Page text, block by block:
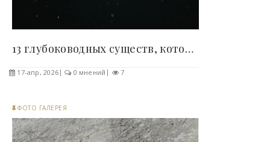
13 глубоководных существ, которые выглядят как..
17-апр, 2026 0 мнений 7
ФОТО ГАЛЕРЕЯ